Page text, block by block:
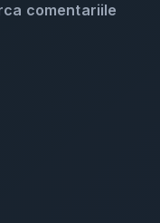
comentariile